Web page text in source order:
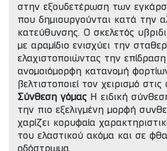
στην εξουδετέρωση των
που δημιουργούνται κατά την
κατεύθυνσης. Ο σκελετός
με αραμίδιο ενισχύει την
ελαχιστοποιώντας την
ανομοιόμορφη κατανομή
βελτιστοποιεί τον χειρισμό στις
Σύνθεση γόμας Η ειδική
την πιο εξελιγμένη μορφή
χαρίζει κορυφαία
του ελαστικού ακόμα και σε
οδόστρωμα.